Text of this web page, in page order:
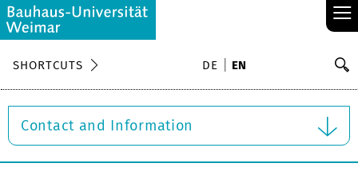
≡
SHORTCUTS DE EN
Contact and Information